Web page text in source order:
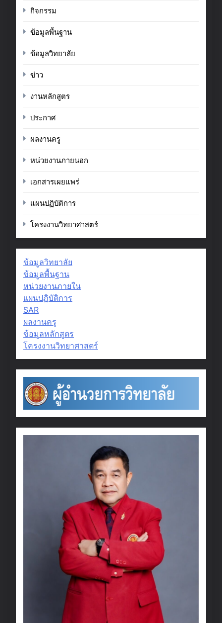
กิจกรรม
ข้อมูลพื้นฐาน
ข้อมูลวิทยาลัย
ข่าว
งานหลักสูตร
ประกาศ
ผลงานครู
หน่วยงานภายนอก
เอกสารเผยแพร่
แผนปฏิบัติการ
โครงงานวิทยาศาสตร์
ข้อมูลวิทยาลัย
ข้อมูลพื้นฐาน
หน่วยงานภายใน
แผนปฏิบัติการ
SAR
ผลงานครู
ข้อมูลหลักสูตร
โครงงานวิทยาศาสตร์